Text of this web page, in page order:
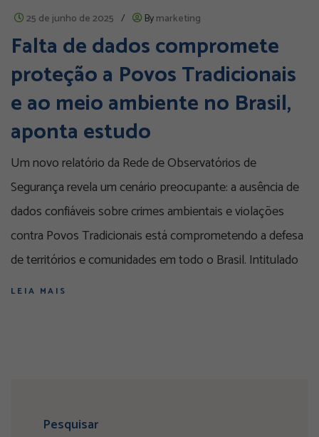
25 de junho de 2025 / Bymarketing
Falta de dados compromete
proteção a Povos Tradicionais
e ao meio ambiente no Brasil,
aponta estudo
Um novo relatório da Rede de Observatórios de
Segurança revela um cenário preocupante: a ausência de
dados confiáveis sobre crimes ambientais e violações
contra Povos Tradicionais está comprometendo a defesa
de territórios e comunidades em todo o Brasil. Intitulado
LEIA MAIS
Pesquisar